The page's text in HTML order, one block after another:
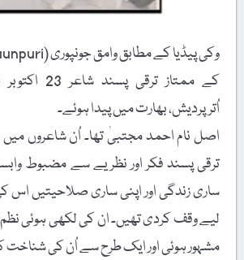
اُترپردیش، بھارت میں پیدا ہوئے۔
اصل نام احمد مجتبیٰ تھا۔ اُن شاعروں
ترقی پسند فکر اور نظریے سے مضبوط
ساری زندگی اور اپنی ساری صلاحیتیں اس
لیے وقف کردی تھیں۔ ان کی لکھی ہوئی نظم
مشہور ہوئی اور ایک طرح سے اُن کی شناخت